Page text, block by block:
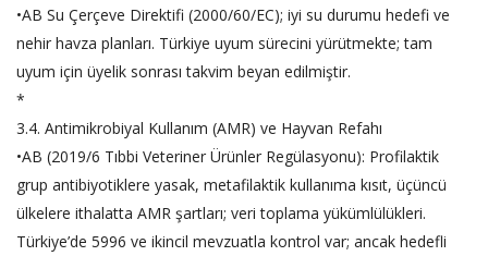
•AB Su Çerçeve Direktifi (2000/60/EC); iyi su durumu hedefi ve
nehir havza planları. Türkiye uyum sürecini yürütmekte; tam
uyum için üyelik sonrası takvim beyan edilmiştir.
*
3.4. Antimikrobiyal Kullanım (AMR) ve Hayvan Refahı
•AB (2019/6 Tıbbi Veteriner Ürünler Regülasyonu): Profilaktik
grup antibiyotiklere yasak, metafilaktik kullanıma kısıt, üçüncü
ülkelere ithalatta AMR şartları; veri toplama yükümlülükleri.
Türkiye’de 5996 ve ikincil mevzuatla kontrol var; ancak hedefli